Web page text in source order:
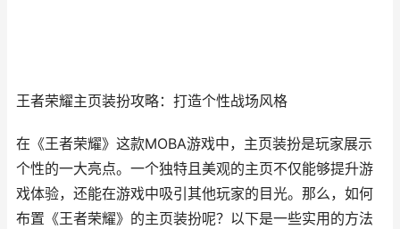
王者荣耀主页装扮攻略：打造个性战场风格
在《王者荣耀》这款MOBA游戏中，主页装扮是玩家展示
个性的一大亮点。一个独特且美观的主页不仅能够提升游
戏体验，还能在游戏中吸引其他玩家的目光。那么，如何
布置《王者荣耀》的主页装扮呢？以下是一些实用的方法